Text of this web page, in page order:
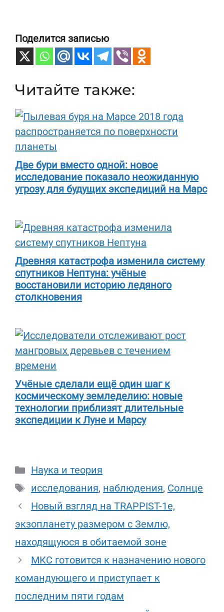
Поделится записью
Читайте также:
Две бури вместо одной: новое
исследование показало неожиданную
угрозу для будущих экспедиций на Марс
Древняя катастрофа изменила систему
спутников Нептуна: учёные
восстановили историю ледяного
столкновения
Учёные сделали ещё один шаг к
космическому земледелию: новые
технологии приблизят длительные
экспедиции к Луне и Марсу
Рубрики
Наука и теория
Метки
исследования, наблюдения, Солнце
Новый взгляд на TRAPPIST-1e,
экзопланету размером с Землю,
находящуюся в обитаемой зоне
МКС готовится к назначению нового
командующего и приступает к
последним пяти годам